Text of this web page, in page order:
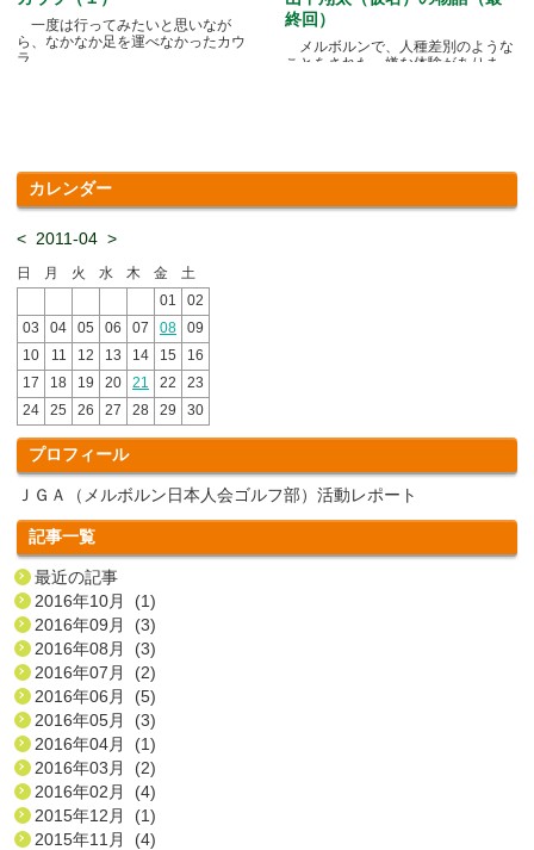
一度は行ってみたいと思いなが
ら、なかなか足を運べなかったカウ
ラ.....
終回）
メルボルンで、人種差別のような
ことをされた、嫌な体験がありま
カレンダー
< 2011-04 >
日 月 火 水 木 金
土
01
02
03
04 05 06 07 08
09
10
11 12 13 14 15
16
17
18 19 20 21 22
23
24
25 26 27 28 29 30
プロフィール
ＪＧＡ（メルボルン日本人会ゴルフ部）活動レポート
記事一覧
最近の記事
2016年10月 (1)
2016年09月 (3)
2016年08月 (3)
2016年07月 (2)
2016年06月 (5)
2016年05月 (3)
2016年04月 (1)
2016年03月 (2)
2016年02月 (4)
2015年12月 (1)
2015年11月 (4)